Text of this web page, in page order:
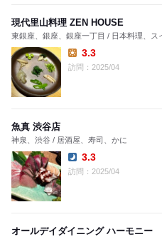
現代里山料理 ZEN HOUSE
東銀座、銀座、銀座一丁目 / 日本料理、ス
Lunch:
3.3
訪問：2025/04
魚真 渋谷店
神泉、渋谷 / 居酒屋、寿司、かに
Dinner:
3.3
訪問：2025/04
オールデイダイニング ハーモニー